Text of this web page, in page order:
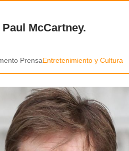
✕ McCartney.
PrensaEntretenimiento y Cultura